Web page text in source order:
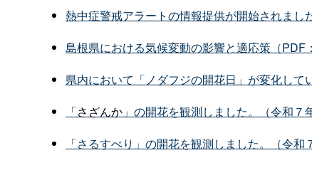
熱中症警戒アラートの情報提供が開始されまし
島根県における気候変動の影響と適応策（PDF
県内において「ノダフジの開花日」が変化して
「さざんか 」の開花を観測しました。（令和７
「さるすべり」の開花を観測しました。（令和